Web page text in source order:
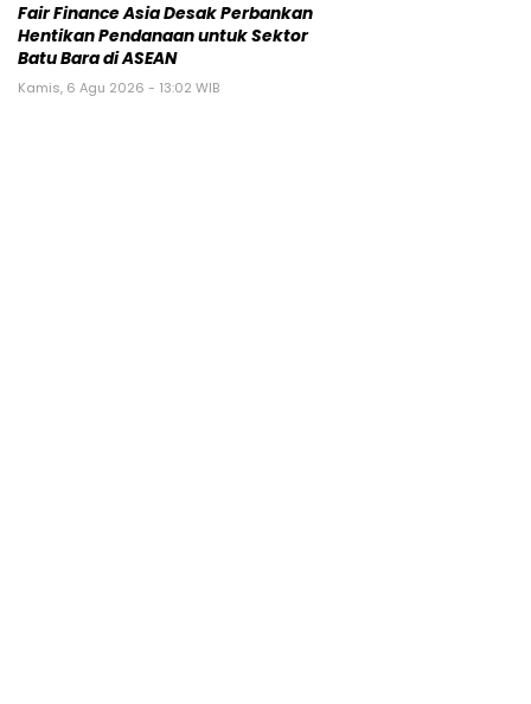
Fair Finance Asia Desak Perbankan
Hentikan Pendanaan untuk Sektor
Batu Bara di ASEAN
Kamis, 6 Agu 2026 - 13:02 WIB